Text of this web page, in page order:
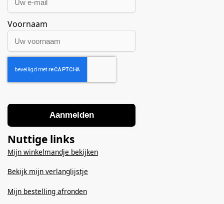
Voornaam
Aanmelden
Nuttige links
Mijn winkelmandje bekijken
Bekijk mijn verlanglijstje
Mijn bestelling afronden